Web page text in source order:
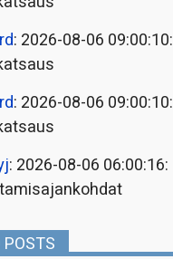
: 2026-08-06 09:00:10:
: 2026-08-06 09:00:10:
: 2026-08-06 06:00:16:
POSTS